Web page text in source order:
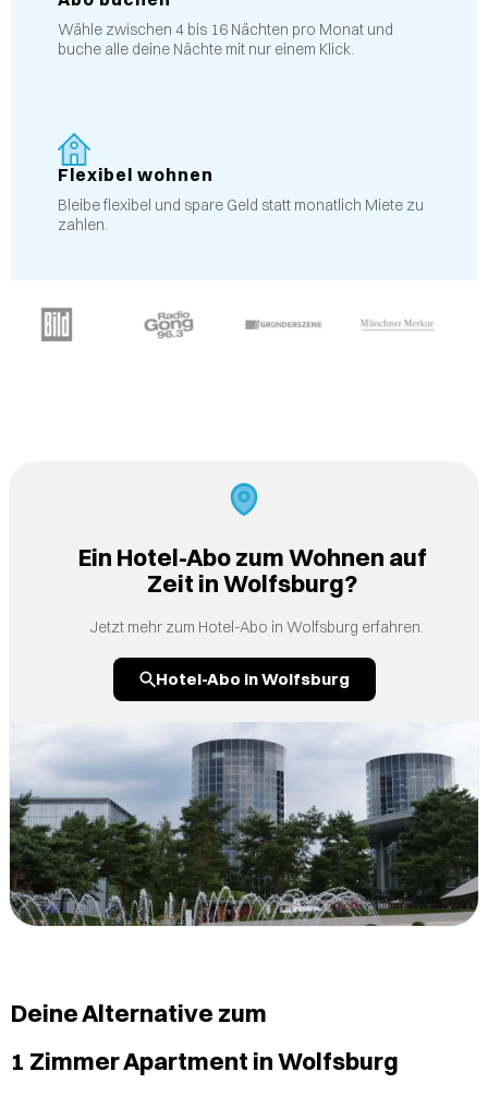
Wähle zwischen 4 bis 16 Nächten pro Monat und
buche alle deine Nächte mit nur einem Klick.
Flexibel wohnen
Bleibe flexibel und spare Geld statt monatlich Miete zu
zahlen.
Ein Hotel-Abo zum Wohnen auf
Zeit in Wolfsburg?
Jetzt mehr zum Hotel-Abo in Wolfsburg erfahren.
Hotel-Abo in Wolfsburg
Deine Alternative zum
1 Zimmer Apartment in Wolfsburg